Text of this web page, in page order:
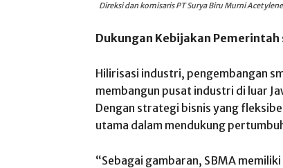
Direksi dan komisaris PT Surya Biru Murni
Dukungan Kebijakan
Hilirisasi industri, pengembangan
membangun pusat industri di luar
Dengan strategi bisnis yang
utama dalam mendukung
“Sebagai gambaran, SBMA